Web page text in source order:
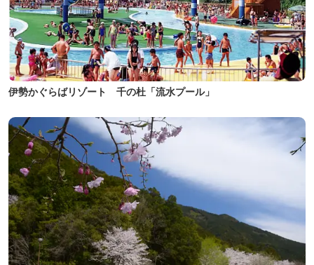
伊勢かぐらばリゾート 千の杜「流水プール」